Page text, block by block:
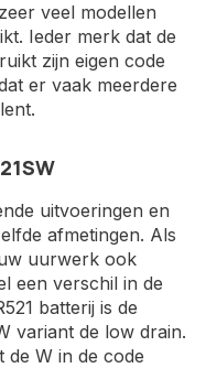
veel modellen
Ieder merk dat de
zijn eigen code
er vaak meerdere
uitvoeringen en
afmetingen. Als
uurwerk ook
een verschil in de
batterij is de
variant de low drain.
de W in de code